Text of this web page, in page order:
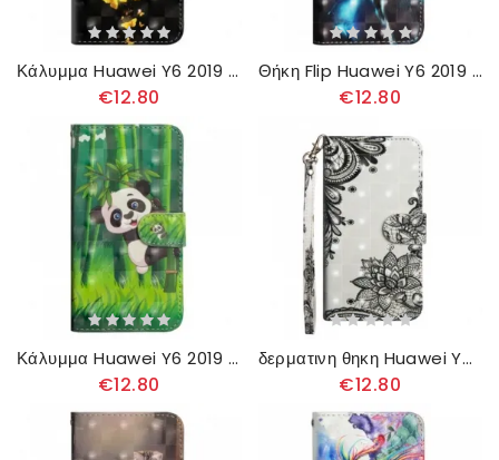
Κάλυμμα Huawei Y6 2019 / Honor 8A Κίτρινες Πεταλούδες
€12.80
Θήκη Flip Huawei Y6 2019 / Honor 8A Μεγαλοπρεπής Λύκος
€12.80
Κάλυμμα Huawei Y6 2019 / Honor 8A Πάντα Και Μπαμπού
€12.80
δερματινη θηκη Huawei Y6 2019 / Honor 8A Κομψή Δαντέλα
€12.80